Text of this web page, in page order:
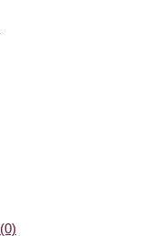
(0)